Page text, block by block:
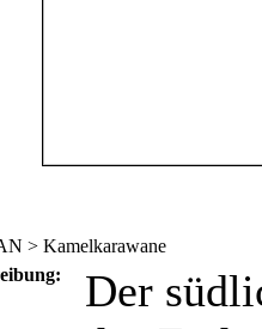
> Kamelkarawane
Der